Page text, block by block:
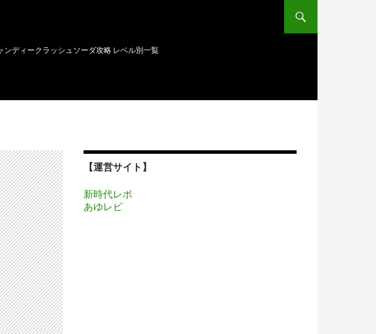
ンディークラッシュソーダ攻略 レベル別一覧
【運営サイト】
新時代レポ
あゆレビ